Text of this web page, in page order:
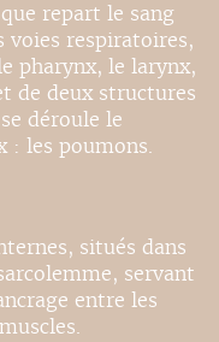
repart le sang
voies respiratoires,
pharynx, le larynx,
de deux structures
déroule le
: les poumons.
situés dans
servant
entre les